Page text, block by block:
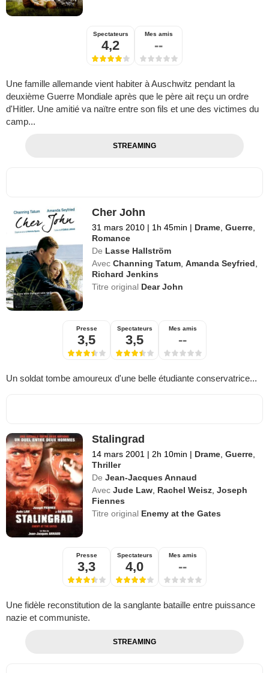
Spectateurs
4,2
Mes amis
--
Une famille allemande vient habiter à Auschwitz pendant la
deuxième Guerre Mondiale après que le père ait reçu un ordre
d'Hitler. Une amitié va naïtre entre son fils et une des victimes du
camp...
STREAMING
Cher John
31 mars 2010 | 1h 45min | Drame,Guerre,
Romance
De Lasse Hallström
Avec Channing Tatum,Amanda Seyfried,
Richard Jenkins
Titre original Dear John
Presse
3,5
Spectateurs
3,5
Mes amis
--
Un soldat tombe amoureux d'une belle étudiante conservatrice...
Stalingrad
14 mars 2001 | 2h 10min | Drame,Guerre,
Thriller
De Jean-Jacques Annaud
Avec Jude Law, Rachel Weisz,Joseph
Fiennes
Titre original Enemy at the Gates
Presse
3,3
Spectateurs
4,0
Mes amis
--
Une fidèle reconstitution de la sanglante bataille entre puissance
nazie et communiste.
STREAMING